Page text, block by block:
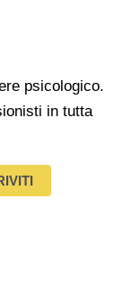
psicologico.
in tutta